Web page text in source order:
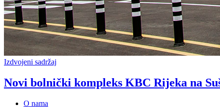
Izdvojeni sadržaj
Novi bolnički kompleks KBC Rijeka na
O nama